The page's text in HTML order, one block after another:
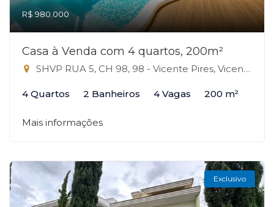
R$ 980.000
Casa à Venda com 4 quartos, 200m²
SHVP RUA 5, CH 98, 98 - Vicente Pires, Vicente Pires-DF
4 Quartos 2 Banheiros 4 Vagas 200 m²
Mais informações
Exclusivo